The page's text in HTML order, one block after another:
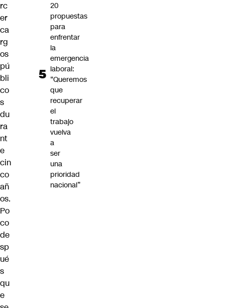
rc
er
ca
rg
os
pú
bli
co
s
du
ra
nt
e
cin
co
añ
os.
Po
co
de
sp
ué
s
qu
e
20
propuestas
para
enfrentar
la
emergencia
laboral:
“Queremos
que
recuperar
el
trabajo
vuelva
a
ser
una
prioridad
nacional”